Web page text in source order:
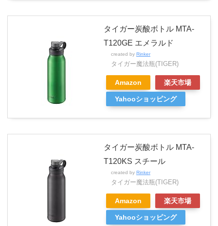
タイガー炭酸ボトル MTA-
T120GE エメラルド
created by Rinker
タイガー魔法瓶(TIGER)
Amazon 楽天市場
Yahooショッピング
タイガー炭酸ボトル MTA-
T120KS スチール
created by Rinker
タイガー魔法瓶(TIGER)
Amazon 楽天市場
Yahooショッピング